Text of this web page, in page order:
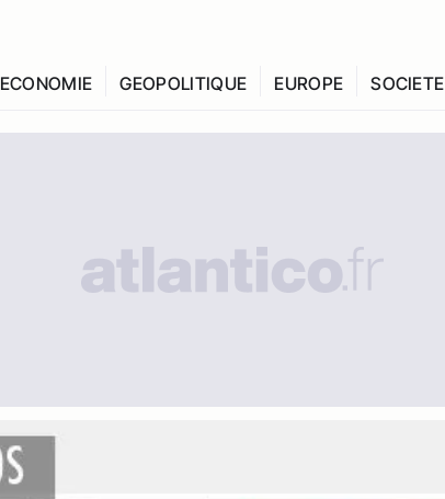
ECONOMIE GEOPOLITIQUE EUROPE SOCIETE